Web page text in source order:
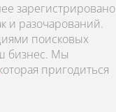
зарегистрировано
и разочарований.
поисковых
бизнес. Мы
пригодиться